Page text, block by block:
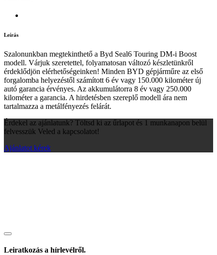
Leírás
Szalonunkban megtekinthető a Byd Seal6 Touring DM-i Boost
modell. Várjuk szeretettel, folyamatosan változó készletünkről
érdeklődjön elérhetőségeinken! Minden BYD gépjárműre az első
forgalomba helyezéstől számított 6 év vagy 150.000 kilométer új
autó garancia érvényes. Az akkumulátorra 8 év vagy 250.000
kilométer a garancia. A hirdetésben szereplő modell ára nem
tartalmazza a metálfényezés felárát.
Érdekel az ajánlatunk? Töltsd ki az űrlapot és 1 munkanapon belül
felvesszük Veled a kapcsolatot!
Ajánlatot kérek
Leiratkozás a hírlevélről.